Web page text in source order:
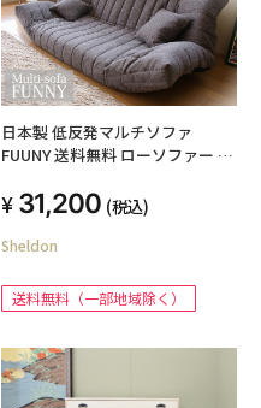
日本製 低反発マルチソファ
FUUNY 送料無料 ローソファー 2
ファー ソファー リビングソファ
ナチュラル おしゃれ シンプル ソ
ファーベッド ファブリック
31,200 (税込)
Sheldon
送料無料（一部地域除く）